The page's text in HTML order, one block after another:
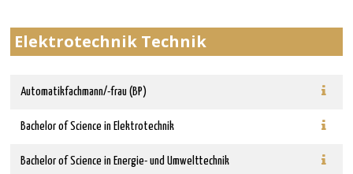
Elektrotechnik Technik
Automatikfachmann/-frau (BP)
Bachelor of Science in Elektrotechnik
Bachelor of Science in Energie- und Umwelttechnik